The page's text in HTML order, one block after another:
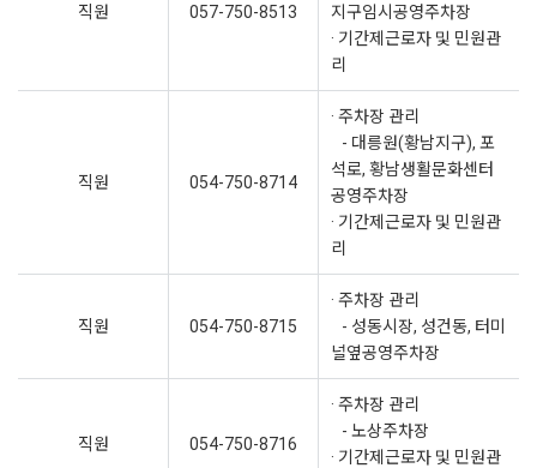
직원 057-750-8513
지구임시공영주차장
· 기간제근로자 및 민원관
리
직원 054-750-8714
· 주차장 관리
- 대릉원(황남지구), 포
석로, 황남생활문화센터
공영주차장
· 기간제근로자 및 민원관
리
직원 054-750-8715
· 주차장 관리
- 성동시장, 성건동, 터미
널옆공영주차장
직원 054-750-8716
· 주차장 관리
- 노상주차장
· 기간제근로자 및 민원관